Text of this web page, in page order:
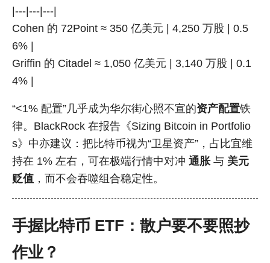
|---|---|---|
Cohen 的 72Point ≈ 350 亿美元 | 4,250 万股 | 0.5
6% |
Griffin 的 Citadel ≈ 1,050 亿美元 | 3,140 万股 | 0.1
4% |
“<1% 配置”几乎成为华尔街心照不宣的资产配置铁
律。BlackRock 在报告《Sizing Bitcoin in Portfolio
s》中亦建议：把比特币视为“卫星资产”，占比宜维
持在 1% 左右，可在极端行情中对冲 通胀与 美元
贬值 ，而不会吞噬组合稳定性。
手握比特币 ETF：散户要不要照抄
作业？